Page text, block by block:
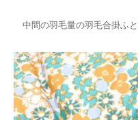
中間の羽毛量の羽毛合掛ふと